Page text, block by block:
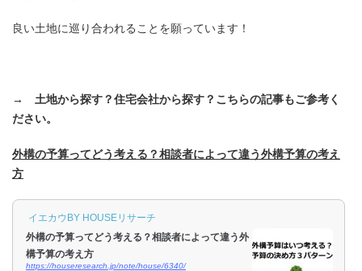
良い土地に巡り合われることを願っています！
→ 土地から探す？住宅会社から探す？こちらの記事もご参考く
ださい。
外構の予算ってどう考える？相談者によって違う外構予算の考え
方
イエカウBY HOUSEリサーチ
外構の予算ってどう考える？相談者によって違う外
構予算の考え方
https://houseresearch.jp/note/house/6340/